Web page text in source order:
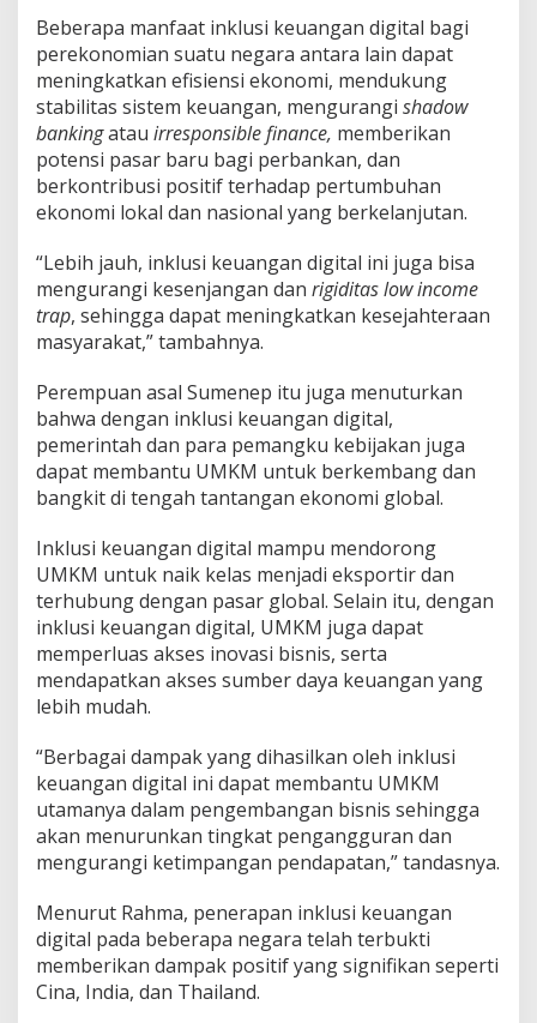
Beberapa manfaat inklusi keuangan digital bagi
perekonomian suatu negara antara lain dapat
meningkatkan efisiensi ekonomi, mendukung
stabilitas sistem keuangan, mengurangi shadow
bankingatau irresponsible finance, memberikan
potensi pasar baru bagi perbankan, dan
berkontribusi positif terhadap pertumbuhan
ekonomi lokal dan nasional yang berkelanjutan.
“Lebih jauh, inklusi keuangan digital ini juga bisa
mengurangi kesenjangan dan rigiditas low income
trap, sehingga dapat meningkatkan kesejahteraan
masyarakat,” tambahnya.
Perempuan asal Sumenep itu juga menuturkan
bahwa dengan inklusi keuangan digital,
pemerintah dan para pemangku kebijakan juga
dapat membantu UMKM untuk berkembang dan
bangkit di tengah tantangan ekonomi global.
Inklusi keuangan digital mampu mendorong
UMKM untuk naik kelas menjadi eksportir dan
terhubung dengan pasar global. Selain itu, dengan
inklusi keuangan digital, UMKM juga dapat
memperluas akses inovasi bisnis, serta
mendapatkan akses sumber daya keuangan yang
lebih mudah.
“Berbagai dampak yang dihasilkan oleh inklusi
keuangan digital ini dapat membantu UMKM
utamanya dalam pengembangan bisnis sehingga
akan menurunkan tingkat pengangguran dan
mengurangi ketimpangan pendapatan,” tandasnya.
Menurut Rahma, penerapan inklusi keuangan
digital pada beberapa negara telah terbukti
memberikan dampak positif yang signifikan seperti
Cina, India, dan Thailand.